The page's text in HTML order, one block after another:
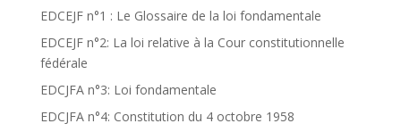
EDCEJF n°1 : Le Glossaire de la loi fondamentale
EDCEJF n°2: La loi relative à la Cour constitutionnelle
fédérale
EDCJFA n°3: Loi fondamentale
EDCJFA n°4: Constitution du 4 octobre 1958